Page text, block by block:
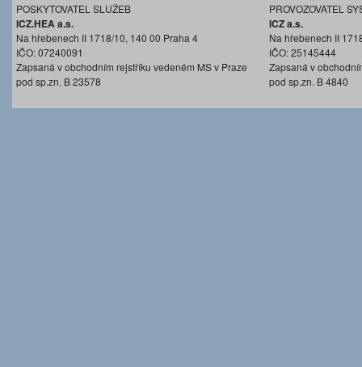
POSKYTOVATEL SLUŽEB
ICZ.HEA a.s.
Na hřebenech II 1718/10, 140 00 Praha 4
IČO: 07240091
Zapsaná v obchodním rejstříku vedeném MS v Praze
pod sp.zn. B 23578
PROVOZOVATEL
ICZ a.s.
Na hřebenech II
IČO: 25145444
Zapsaná v
pod sp.zn. B 4840